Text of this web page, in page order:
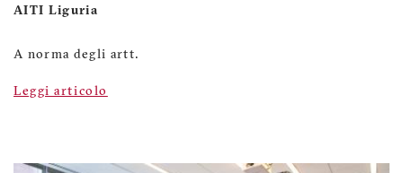
AITI Liguria
A norma degli artt.
Leggi articolo